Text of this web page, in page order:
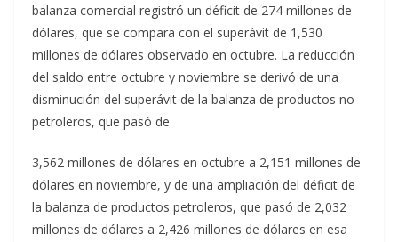
balanza comercial registró un déficit de 274 millones de
dólares, que se compara con el superávit de 1,530
millones de dólares observado en octubre. La reducción
del saldo entre octubre y noviembre se derivó de una
disminución del superávit de la balanza de productos no
petroleros, que pasó de
3,562 millones de dólares en octubre a 2,151 millones de
dólares en noviembre, y de una ampliación del déficit de
la balanza de productos petroleros, que pasó de 2,032
millones de dólares a 2,426 millones de dólares en esa